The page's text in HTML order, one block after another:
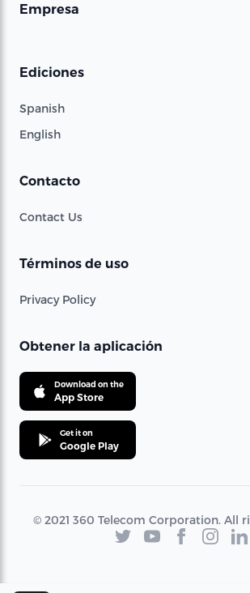
Empresa
Ediciones
Spanish
English
Contacto
Contact Us
Términos de uso
Privacy Policy
Obtener la aplicación
Download on the
App Store
Get it on
Google Play
© 2021 360 Telecom Corporation. All